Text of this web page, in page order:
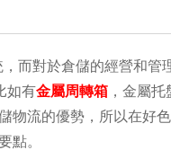
對於倉儲的經營和管
如有金屬周轉箱 ，金屬
流的優勢，所以在好
點。